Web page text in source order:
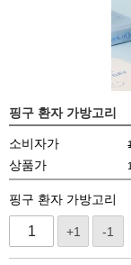
핑구 환자 가방고리
소비자가
상품가
핑구 환자 가방고리
+1 -1